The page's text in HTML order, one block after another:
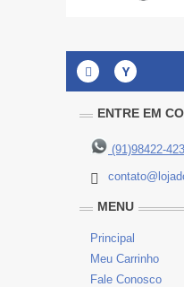
Y
ENTRE EM
(91)98422-
MENU
Principal
Meu Carrinho
Fale Conosco